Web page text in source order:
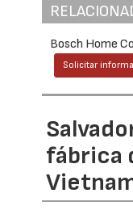
Bosch Home
Solicitar
fábrica